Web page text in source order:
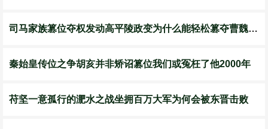
司马家族篡位夺权发动高平陵政变为什么能轻松篡夺曹魏江山
秦始皇传位之争胡亥并非矫诏篡位我们或冤枉了他2000年
苻坚一意孤行的淝水之战坐拥百万大军为何会被东晋击败